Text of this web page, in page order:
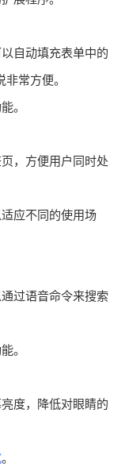
自动填充表单中的
常方便。
。
，方便用户同时处
应不同的使用场
过语音命令来搜索
。
度，降低对眼睛的
。